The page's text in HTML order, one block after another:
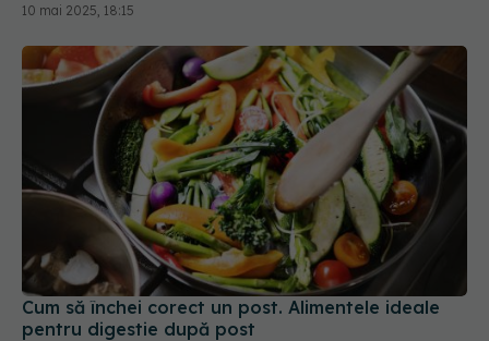
10 mai 2025, 18:15
Cum să închei corect un post. Alimentele ideale
pentru digestie după post